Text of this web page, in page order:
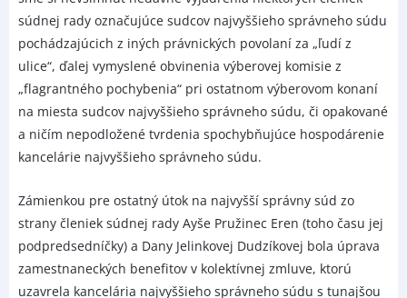
súdnej rady označujúce sudcov najvyššieho správneho súdu
pochádzajúcich z iných právnických povolaní za „ľudí z
ulice“, ďalej vymyslené obvinenia výberovej komisie z
„flagrantného pochybenia“ pri ostatnom výberovom konaní
na miesta sudcov najvyššieho správneho súdu, či opakované
a ničím nepodložené tvrdenia spochybňujúce hospodárenie
kancelárie najvyššieho správneho súdu.
Zámienkou pre ostatný útok na najvyšší správny súd zo
strany členiek súdnej rady Ayše Pružinec Eren (toho času jej
podpredsedníčky) a Dany Jelinkovej Dudzíkovej bola úprava
zamestnaneckých benefitov v kolektívnej zmluve, ktorú
uzavrela kancelária najvyššieho správneho súdu s tunajšou